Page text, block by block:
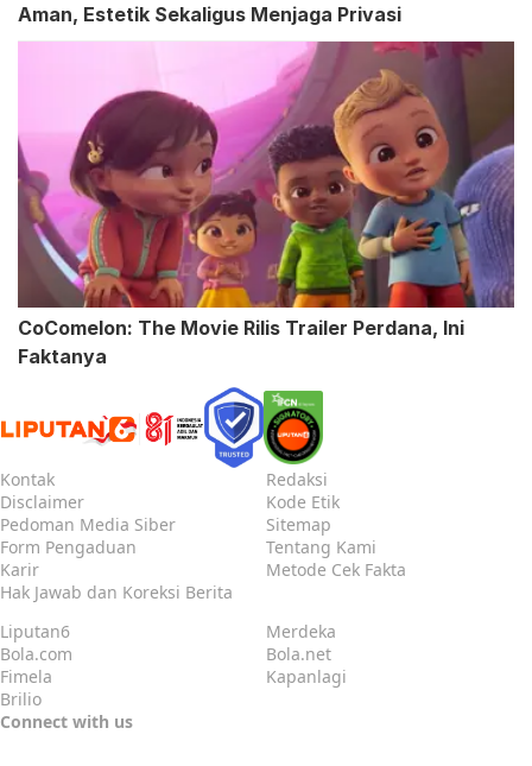
Aman, Estetik Sekaligus Menjaga Privasi
CoComelon: The Movie Rilis Trailer Perdana, Ini
Faktanya
Kontak
Redaksi
Disclaimer
Kode Etik
Pedoman Media Siber
Sitemap
Form Pengaduan
Tentang Kami
Karir
Metode Cek Fakta
Hak Jawab dan Koreksi Berita
Liputan6
Merdeka
Bola.com
Bola.net
Fimela
Kapanlagi
Brilio
Connect with us